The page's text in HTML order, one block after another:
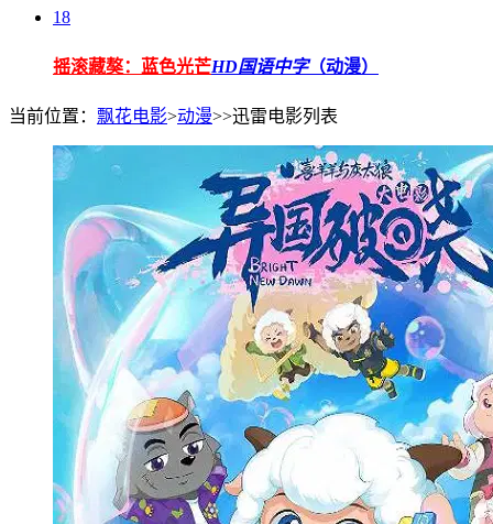
18
摇滚藏獒：蓝色光芒HD国语中字（动漫）
当前位置： 飘花电影>动漫>>迅雷电影列表